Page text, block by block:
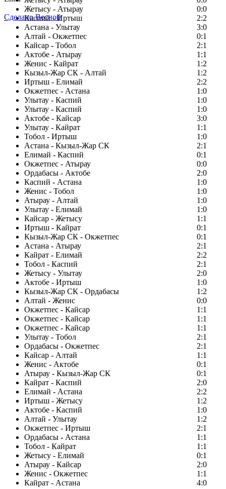
Жетысу - Атырау
0:0
Каспий - Иртыш
2:2
Астана - Улытау
3:0
Алтай - Окжетпес
0:1
Кайсар - Тобол
2:1
Актобе - Атырау
1:1
Женис - Кайрат
1:2
Кызыл-Жар СК - Алтай
1:2
Иртыш - Елимай
2:2
Окжетпес - Астана
1:0
Улытау - Каспий
1:0
Улытау - Каспий
1:0
Актобе - Кайсар
3:0
Улытау - Кайрат
1:1
Тобол - Иртыш
1:0
Астана - Кызыл-Жар СК
2:1
Елимай - Каспий
0:1
Окжетпес - Атырау
0:0
Ордабасы - Актобе
2:0
Каспий - Астана
1:0
Женис - Тобол
1:0
Атырау - Алтай
1:0
Улытау - Елимай
1:0
Кайсар - Жетысу
1:1
Иртыш - Кайрат
0:1
Кызыл-Жар СК - Окжетпес
0:1
Астана - Атырау
2:1
Кайрат - Елимай
2:2
Тобол - Каспий
2:1
Жетысу - Улытау
2:0
Актобе - Иртыш
1:0
Кызыл-Жар СК - Ордабасы
1:2
Алтай - Женис
0:0
Окжетпес - Кайсар
1:1
Окжетпес - Кайсар
1:1
Окжетпес - Кайсар
1:1
Улытау - Тобол
2:1
Ордабасы - Окжетпес
2:1
Кайсар - Алтай
1:1
Женис - Актобе
0:1
Атырау - Кызыл-Жар СК
0:1
Кайрат - Каспий
2:0
Елимай - Астана
2:2
Иртыш - Жетысу
1:2
Актобе - Каспий
1:0
Алтай - Улытау
1:2
Окжетпес - Иртыш
2:1
Ордабасы - Астана
1:1
Тобол - Кайрат
1:1
Жетысу - Елимай
0:1
Атырау - Кайсар
2:0
Женис - Окжетпес
1:1
Кайрат - Астана
4:0
Сделано Весной